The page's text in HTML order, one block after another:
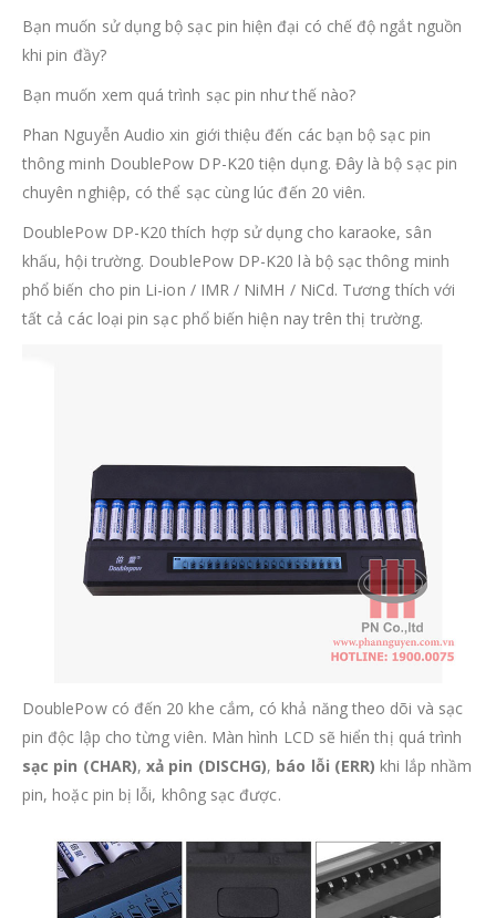
Bạn muốn sử dụng bộ sạc pin hiện đại có chế độ ngắt nguồn
khi pin đầy?
Bạn muốn xem quá trình sạc pin như thế nào?
Phan Nguyễn Audio xin giới thiệu đến các bạn bộ sạc pin
thông minh DoublePow DP-K20 tiện dụng. Đây là bộ sạc pin
chuyên nghiệp, có thể sạc cùng lúc đến 20 viên.
DoublePow DP-K20 thích hợp sử dụng cho karaoke, sân
khấu, hội trường. DoublePow DP-K20 là bộ sạc thông minh
phổ biến cho pin Li-ion / IMR / NiMH / NiCd. Tương thích với
tất cả các loại pin sạc phổ biến hiện nay trên thị trường.
DoublePow có đến 20 khe cắm, có khả năng theo dõi và sạc
pin độc lập cho từng viên. Màn hình LCD sẽ hiển thị quá trình
sạc pin (CHAR),xả pin (DISCHG), báo lỗi (ERR) khi lắp nhầm
pin, hoặc pin bị lỗi, không sạc được.